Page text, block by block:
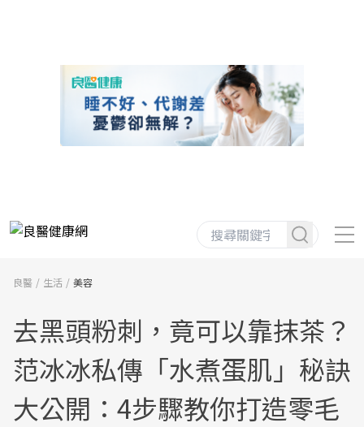
良醫 生活 美容
去黑頭粉刺，竟可以靠抹茶？
范冰冰私傳「水煮蛋肌」秘訣
大公開：4步驟教你打造零毛